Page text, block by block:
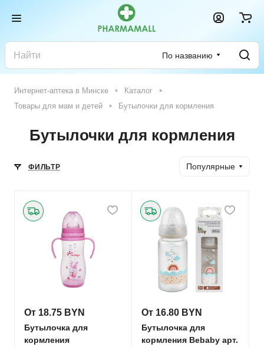
По названию
Интернет-аптека в Минске
Каталог
Товары для мам и детей
Бутылочки для кормления
Бутылочки для кормления
ФИЛЬТР Популярные
От 18.75 BYN
Бутылочка для
кормления
От 16.80 BYN
Бутылочка для
кормления Bebaby арт.